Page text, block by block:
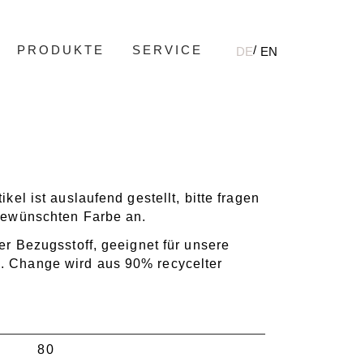
PRODUKTE SERVICE DE EN
ist auslaufend gestellt, bitte fragen
Farbe an.
Bezugsstoff, geeignet für unsere
Change wird aus 90% recycelter
80